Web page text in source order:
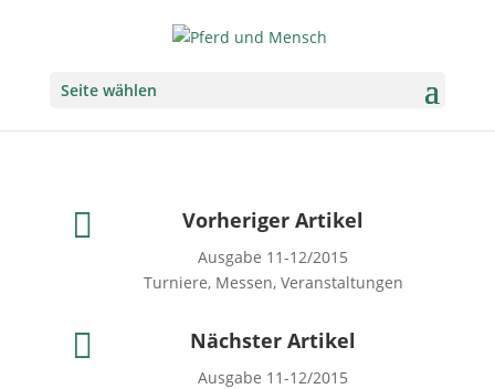
Seite wählen
 Vorheriger Artikel
Ausgabe 11-12/2015
Turniere, Messen, Veranstaltungen
 Nächster Artikel
Ausgabe 11-12/2015